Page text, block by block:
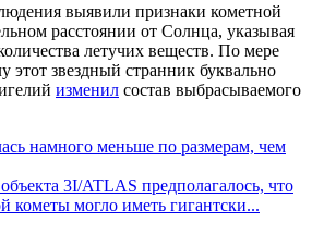
выявили признаки кометной
расстоянии от Солнца, указывая
летучих веществ. По мере
этот звездный странник буквально
изменил состав выбрасываемого
намного меньше по размерам, чем
3I/ATLAS предполагалось, что
кометы могло иметь гигантски...